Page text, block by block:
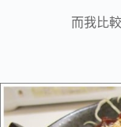
而我比